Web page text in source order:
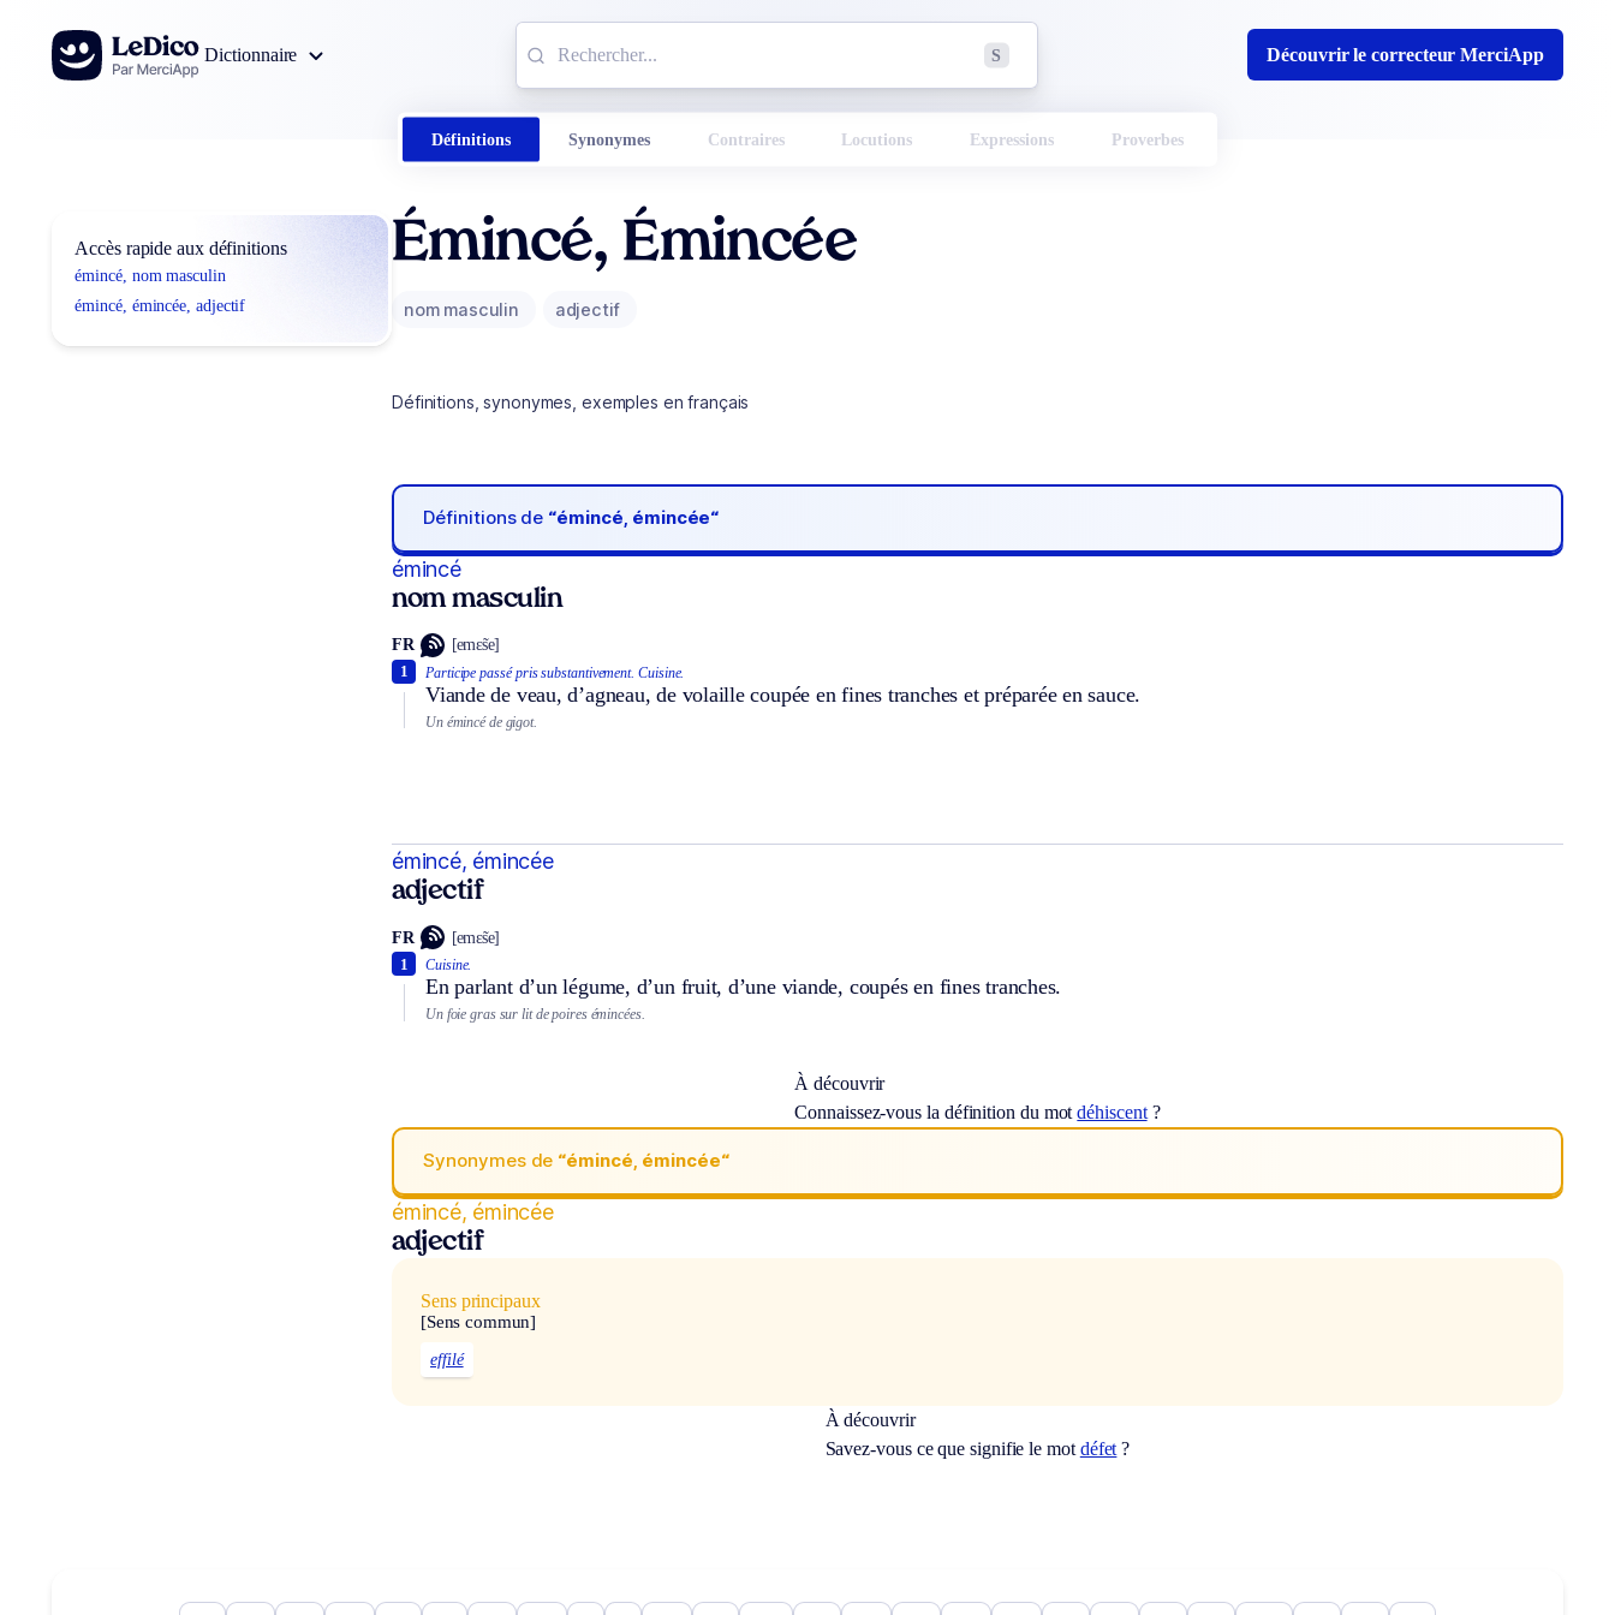
Aller au contenu
Dictionnaire
S Découvrir le correcteur MerciApp
Définitions Synonymes Contraires Locutions Expressions Proverbes
Accès rapide aux définitions
émincé, nom masculin
émincé, émincée, adjectif
Émincé, Émincée
nom masculin adjectif
Définitions, synonymes, exemples en français
Définitions de “émincé, émincée“
émincé
nom masculin
FR [emɛ̃se]
Participe passé pris substantivement. Cuisine.
Viande de veau, d’agneau, de volaille coupée en fines tranches et préparée en sauce.
1
Un émincé de gigot.
émincé, émincée
adjectif
FR [emɛ̃se]
Cuisine.
En parlant d’un légume, d’un fruit, d’une viande, coupés en fines tranches.
1
Un foie gras sur lit de poires émincées.
À découvrir
Connaissez-vous la définition du motdéhiscent?
Synonymes de “émincé, émincée“
émincé, émincée
adjectif
Sens principaux
[Sens commun]
effilé
À découvrir
Savez-vous ce que signifie le mot défet ?